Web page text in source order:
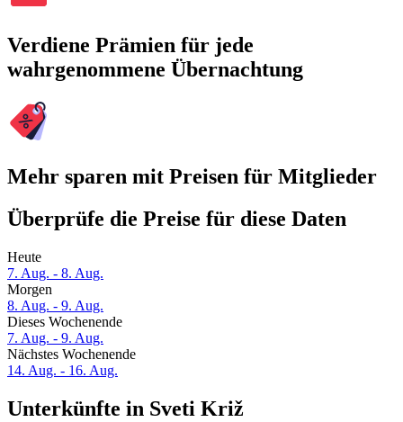
Verdiene Prämien für jede
wahrgenommene Übernachtung
Mehr sparen mit Preisen für Mitglieder
Überprüfe die Preise für diese Daten
Heute
7. Aug. - 8. Aug.
Morgen
8. Aug. - 9. Aug.
Dieses Wochenende
7. Aug. - 9. Aug.
Nächstes Wochenende
14. Aug. - 16. Aug.
Unterkünfte in Sveti Križ